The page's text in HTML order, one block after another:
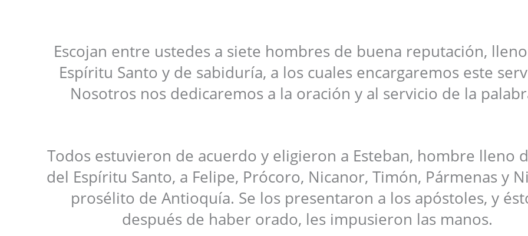
Escojan entre ustedes a siete hombres de buena reputación,
Espíritu Santo y de sabiduría, a los cuales encargaremos este
Nosotros nos dedicaremos a la oración y al servicio de la
Todos estuvieron de acuerdo y eligieron a Esteban, hombre lleno
del Espíritu Santo, a Felipe, Prócoro, Nicanor, Timón, Pármenas y
prosélito de Antioquía. Se los presentaron a los apóstoles, y
después de haber orado, les impusieron las manos.